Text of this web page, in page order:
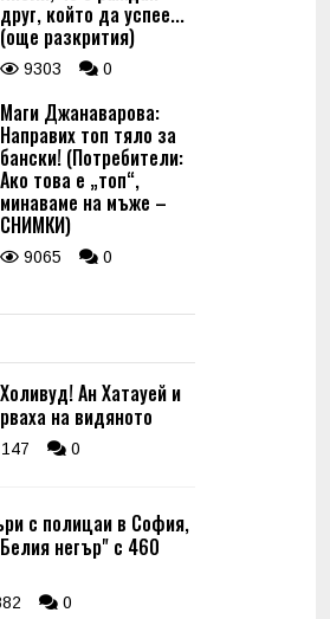
друг, който да успее...
(още разкрития)
9303 0
Маги Джанаварова:
Направих топ тяло за
бански! (Потребители:
Ако това е „топ“,
минаваме на мъже –
СНИМКИ)
9065 0
Ан Хатауей и
на видяното
147 0
с полицаи в София,
негър" с 460
0